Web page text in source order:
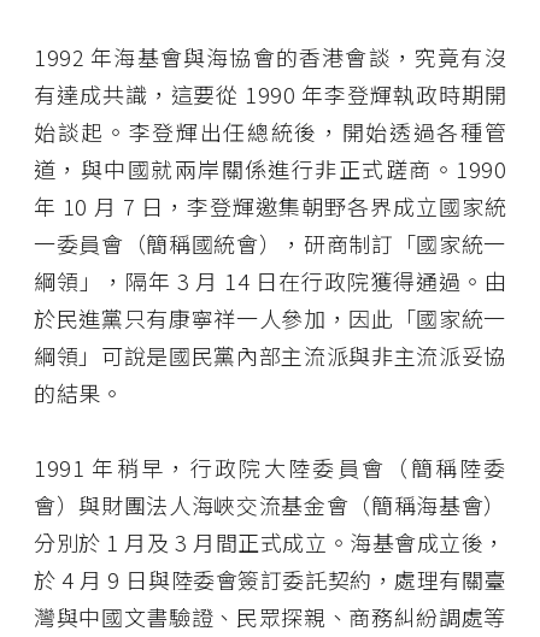
1992 年海基會與海協會的香港會談，究竟有沒
有達成共識，這要從 1990 年李登輝執政時期開
始談起。李登輝出任總統後，開始透過各種管
道，與中國就兩岸關係進行非正式蹉商。1990
年 10 月 7 日，李登輝邀集朝野各界成立國家統
一委員會（簡稱國統會），研商制訂「國家統一
綱領」，隔年 3 月 14 日在行政院獲得通過。由
於民進黨只有康寧祥一人參加，因此「國家統一
綱領」可說是國民黨內部主流派與非主流派妥協
的結果。
1991 年稍早，行政院大陸委員會（簡稱陸委
會）與財團法人海峽交流基金會（簡稱海基會）
分別於 1 月及 3 月間正式成立。海基會成立後，
於 4 月 9 日與陸委會簽訂委託契約，處理有關臺
灣與中國文書驗證、民眾探親、商務糾紛調處等